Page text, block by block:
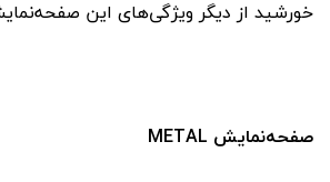
خورشید از دیگر ویژگی‌های این
صفحه‌نمایش METAL